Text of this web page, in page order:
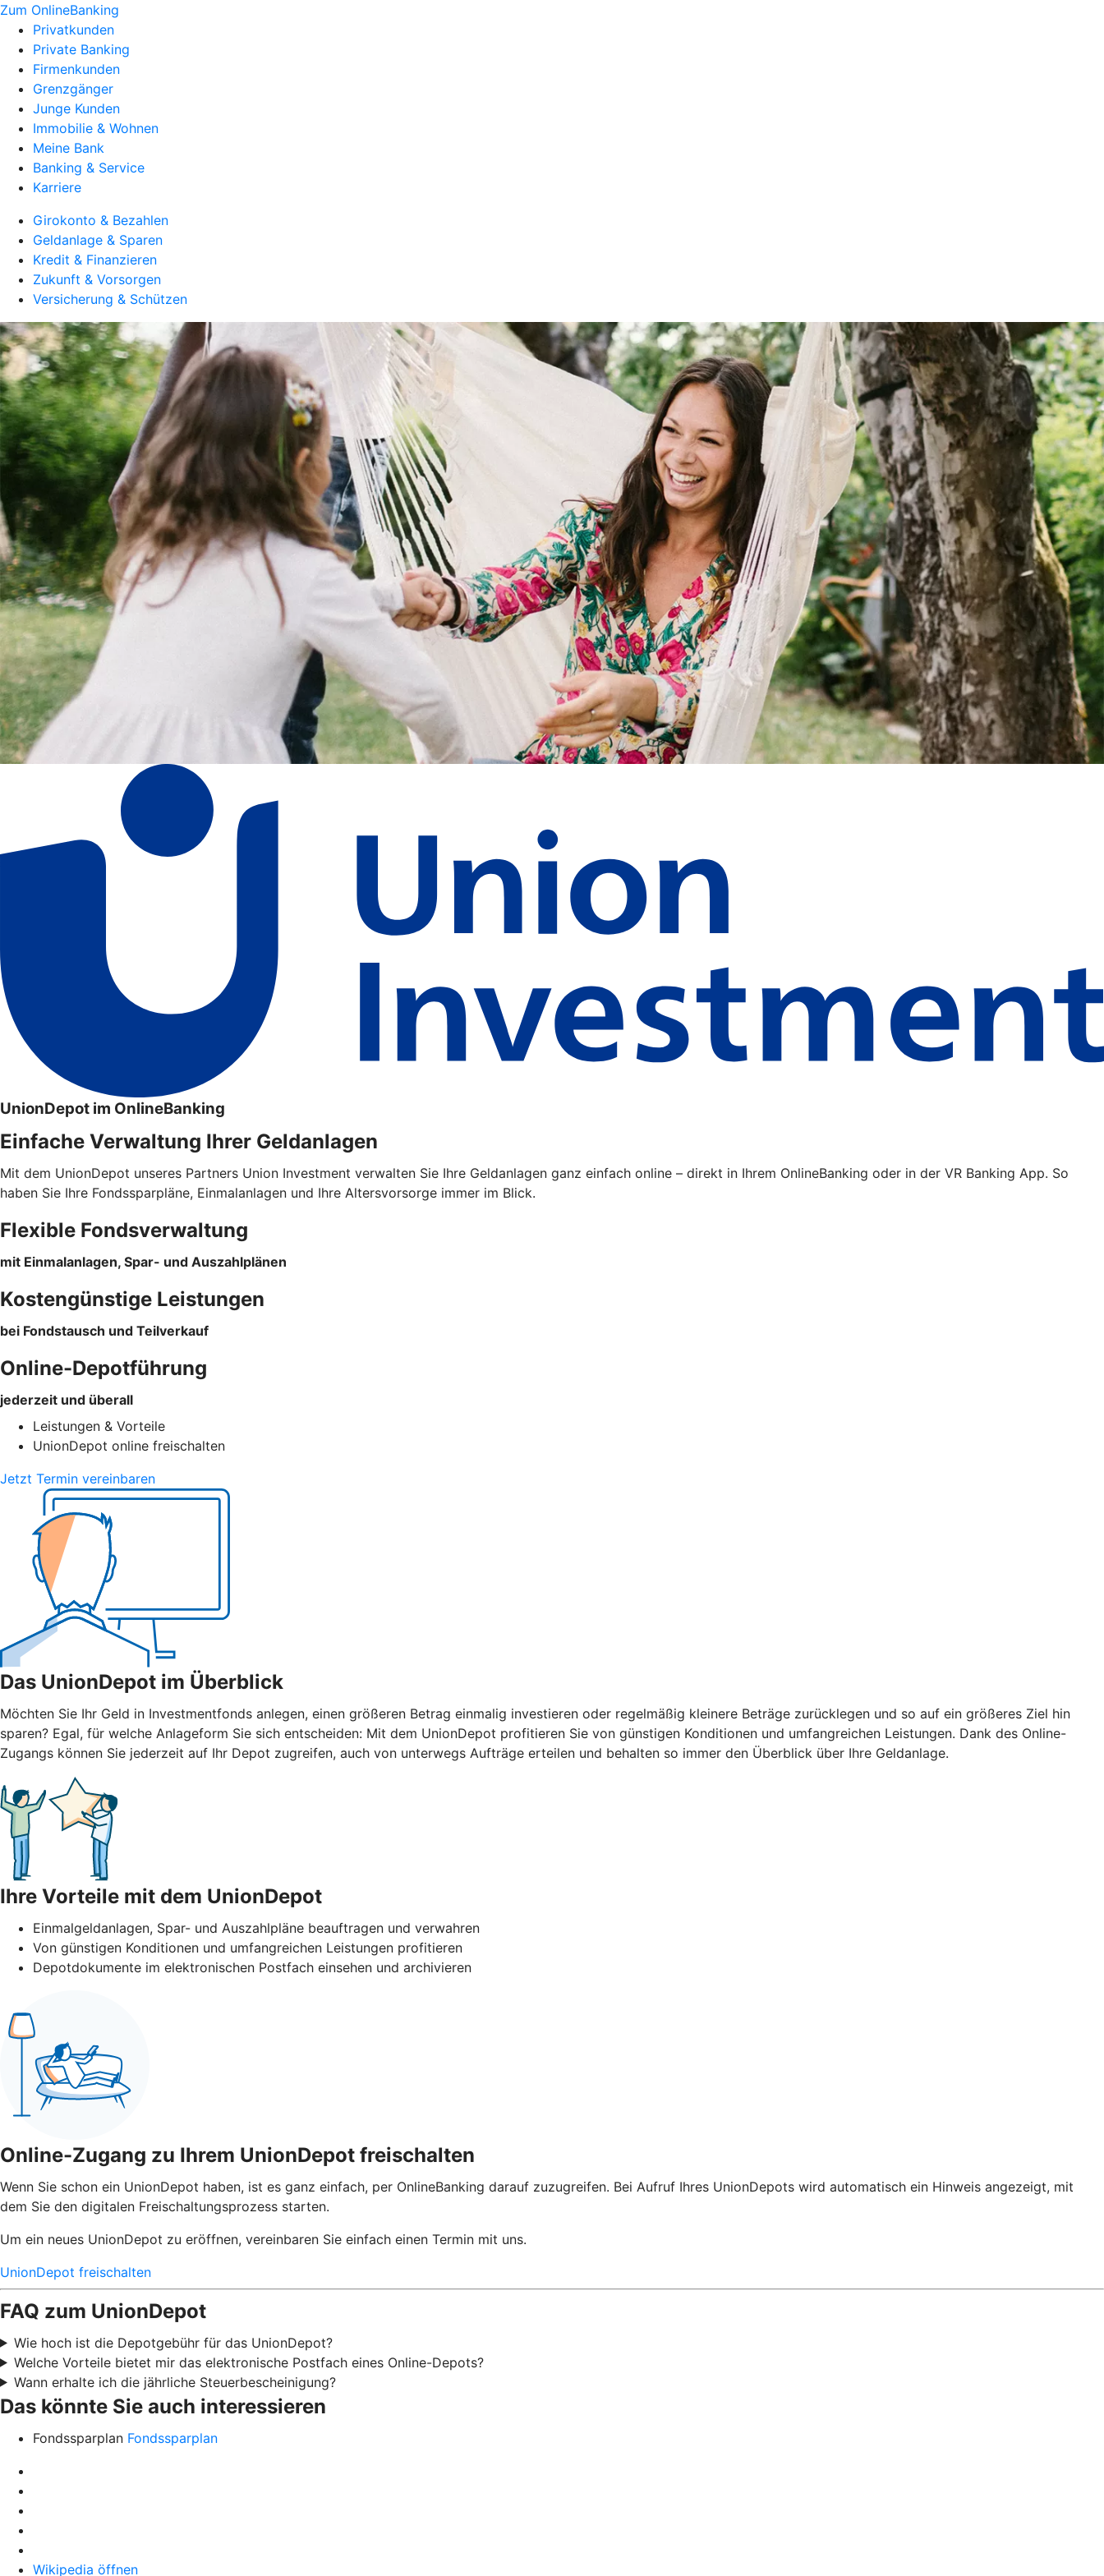
Zum OnlineBanking
Privatkunden
Private Banking
Firmenkunden
Grenzgänger
Junge Kunden
Immobilie & Wohnen
Meine Bank
Banking & Service
Karriere
Girokonto & Bezahlen
Geldanlage & Sparen
Kredit & Finanzieren
Zukunft & Vorsorgen
Versicherung & Schützen
UnionDepot im OnlineBanking
Einfache Verwaltung Ihrer Geldanlagen
Mit dem UnionDepot unseres Partners Union Investment verwalten Sie Ihre Geldanlagen ganz einfach online – direkt in Ihrem OnlineBanking oder in der VR Banking App. So
haben Sie Ihre Fondssparpläne, Einmalanlagen und Ihre Altersvorsorge immer im Blick.
Flexible Fondsverwaltung
mit Einmalanlagen, Spar- und Auszahlplänen
Kostengünstige Leistungen
bei Fondstausch und Teilverkauf
Online-Depotführung
jederzeit und überall
Leistungen & Vorteile
UnionDepot online freischalten
Jetzt Termin vereinbaren
Das UnionDepot im Überblick
Möchten Sie Ihr Geld in Investmentfonds anlegen, einen größeren Betrag einmalig investieren oder regelmäßig kleinere Beträge zurücklegen und so auf ein größeres Ziel hin
sparen? Egal, für welche Anlageform Sie sich entscheiden: Mit dem UnionDepot profitieren Sie von günstigen Konditionen und umfangreichen Leistungen. Dank des Online-
Zugangs können Sie jederzeit auf Ihr Depot zugreifen, auch von unterwegs Aufträge erteilen und behalten so immer den Überblick über Ihre Geldanlage.
Ihre Vorteile mit dem UnionDepot
Einmalgeldanlagen, Spar- und Auszahlpläne beauftragen und verwahren
Von günstigen Konditionen und umfangreichen Leistungen profitieren
Depotdokumente im elektronischen Postfach einsehen und archivieren
Online-Zugang zu Ihrem UnionDepot freischalten
Wenn Sie schon ein UnionDepot haben, ist es ganz einfach, per OnlineBanking darauf zuzugreifen. Bei Aufruf Ihres UnionDepots wird automatisch ein Hinweis angezeigt, mit
dem Sie den digitalen Freischaltungsprozess starten.
Um ein neues UnionDepot zu eröffnen, vereinbaren Sie einfach einen Termin mit uns.
UnionDepot freischalten
FAQ zum UnionDepot
Wie hoch ist die Depotgebühr für das UnionDepot?
Welche Vorteile bietet mir das elektronische Postfach eines Online-Depots?
Wann erhalte ich die jährliche Steuerbescheinigung?
Das könnte Sie auch interessieren
Fondssparplan Fondssparplan
Wikipedia öffnen